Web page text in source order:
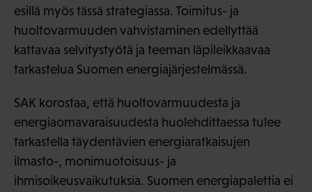
esillä myös tässä strategiassa. Toimitus- ja
huoltovarmuuden vahvistaminen edellyttää
kattavaa selvitystyötä ja teeman läpileikkaavaa
tarkastelua Suomen energiajärjestelmässä.
SAK korostaa, että huoltovarmuudesta ja
energiaomavaraisuudesta huolehdittaessa tulee
tarkastella täydentävien energiaratkaisujen
ilmasto-, monimuotoisuus- ja
ihmisoikeusvaikutuksia. Suomen energiapalettia ei